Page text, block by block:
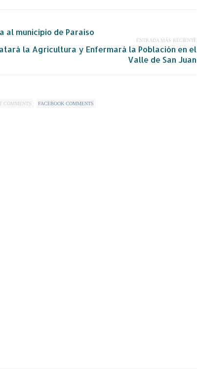
al municipio de Paraiso
ENTRADA MÁS RECIENTE
la Agricultura y Enfermará la Población en el
Valle de San Juan
COMMENTS FACEBOOK COMMENTS